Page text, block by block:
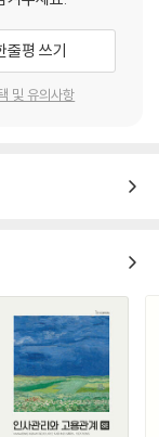
법
법(test-retest me
reliability)
적인 개념과 내용을
줄평 쓰기
및 유의사항